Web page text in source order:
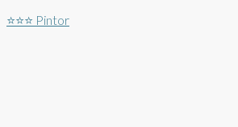
⭐⭐⭐ Pintor